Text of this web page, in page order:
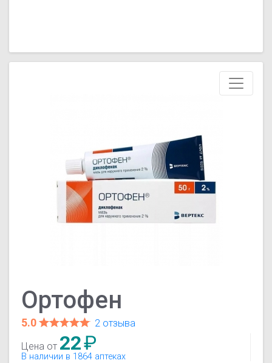
Ортофен
5.0
2 отзыва
Цена от 22₽
В наличии в 1864 аптеках